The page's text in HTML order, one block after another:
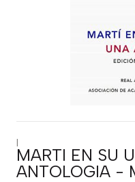
|
MARTI EN SU
ANTOLOGIA -